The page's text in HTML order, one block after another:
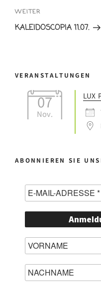
Navigation
Nächster
Beitrag
WEITER
KALEIDOSCOPIA 11.07.
VERANSTALTUNGEN
07
Nov.
LUX
ABONNIEREN SIE